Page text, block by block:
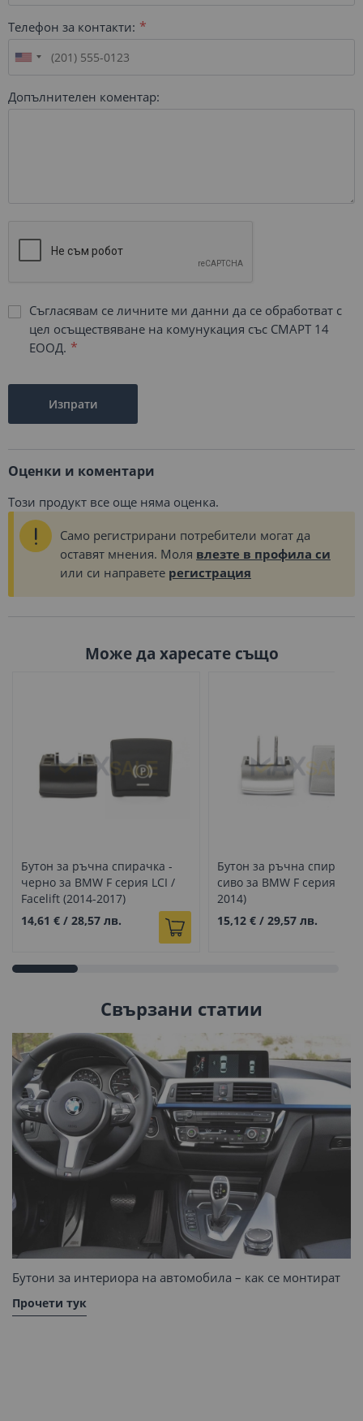
Телефон за контакти:
Допълнителен коментар:
Съгласявам се личните ми данни да се обработват с
цел осъществяване на комунукация със СМАРТ 14
ЕООД.
Изпрати
Оценки и коментари
Този продукт все още няма оценка.
Само регистрирани потребители могат да
оставят мнения. Моля влезте в профила си
или си направете регистрация
Може да харесате също
Бутон за ръчна спирачка -
черно за BMW F серия LCI /
Facelift (2014-2017)
14,61 € / 28,57 лв.
Бутон за ръчна
сиво за BMW F серия
2014)
15,12 €/ 29,57 лв.
Свързани статии
Бутони за интериора на автомобила – как се монтират
Прочети тук